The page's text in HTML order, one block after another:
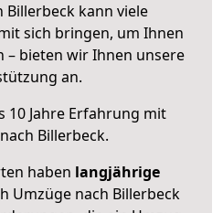
Billerbeck kann viele
sich bringen, um Ihnen
– bieten wir Ihnen unsere
an.
10 Jahre Erfahrung mit
Billerbeck.
haben langjährige
Umzüge nach Billerbeck